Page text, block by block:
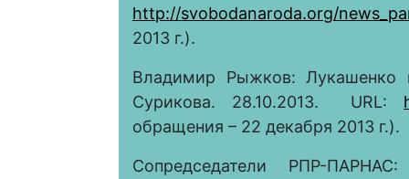
http://svobodanaroda.org/
2013 г.).
Владимир Рыжков: Лукашенко
Сурикова. 28.10.2013. URL:
обращения – 22 декабря 2013 г.).
Сопредседатели РПР-